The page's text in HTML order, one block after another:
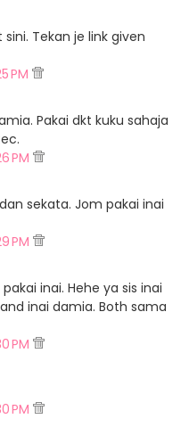
Tekan je link given
PM
Pakai dkt kuku sahaja
PM
sekata. Jom pakai inai
PM
inai. Hehe ya sis inai
inai damia. Both sama
PM
PM